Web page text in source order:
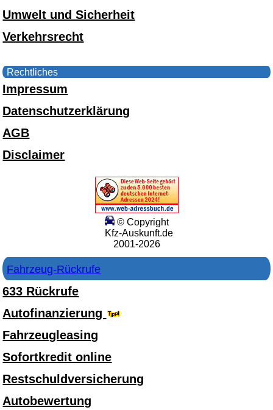
Umwelt und Sicherheit
Verkehrsrecht
Rechtliches
Impressum
Datenschutzerklärung
AGB
Disclaimer
© Copyright
Kfz-Auskunft.de
2001-2026
Fahrzeug-Rückrufe
633 Rückrufe
Autofinanzierung
Fahrzeugleasing
Sofortkredit online
Restschuldversicherung
Autobewertung